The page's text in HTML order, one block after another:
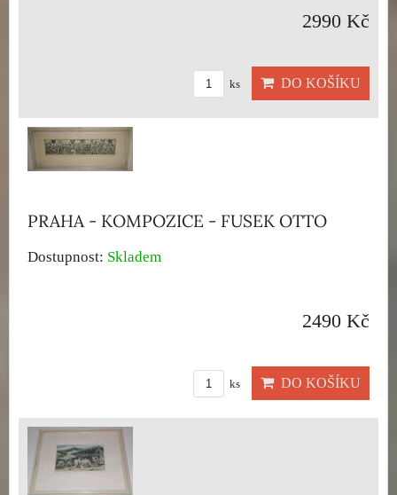
2990 Kč
ks DO KOŠÍKU
PRAHA - KOMPOZICE - FUSEK OTTO
Dostupnost: Skladem
2490 Kč
ks DO KOŠÍKU